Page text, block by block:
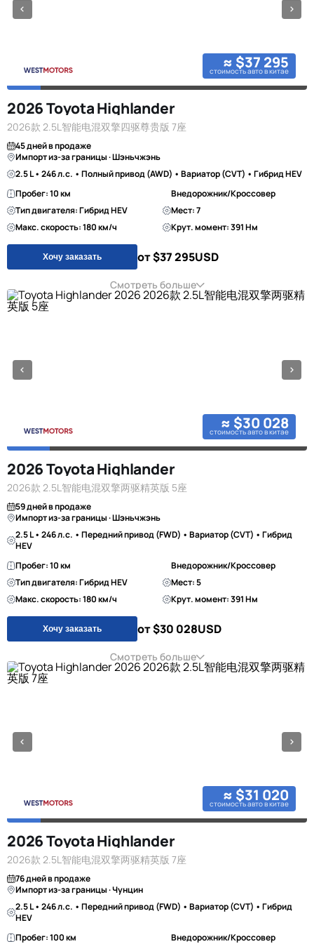
≈ $37 295
стоимость авто в китае
2026 Toyota Highlander
2026款 2.5L智能电混双擎四驱尊贵版 7座
45 дней в продаже
Импорт из-за границы · Шэньчжэнь
2.5 L • 246 л.с. • Полный привод (AWD) • Вариатор (CVT) • Гибрид HEV
Пробег: 10 км
Внедорожник/Кроссовер
Тип двигателя: Гибрид HEV
Мест: 7
Макс. скорость: 180 км/ч
Крут. момент: 391 Нм
Хочу заказать от $37 295USD
Смотреть больше
≈ $30 028
стоимость авто в китае
2026 Toyota Highlander
2026款 2.5L智能电混双擎两驱精英版 5座
59 дней в продаже
Импорт из-за границы · Шэньчжэнь
2.5 L • 246 л.с. • Передний привод (FWD) • Вариатор (CVT) • Гибрид
HEV
Пробег: 10 км
Внедорожник/Кроссовер
Тип двигателя: Гибрид HEV
Мест: 5
Макс. скорость: 180 км/ч
Крут. момент: 391 Нм
Хочу заказать от $30 028USD
Смотреть больше
≈ $31 020
стоимость авто в китае
2026 Toyota Highlander
2026款 2.5L智能电混双擎两驱精英版 7座
76 дней в продаже
Импорт из-за границы · Чунцин
2.5 L • 246 л.с. • Передний привод (FWD) • Вариатор (CVT) • Гибрид
HEV
Пробег: 100 км
Внедорожник/Кроссовер